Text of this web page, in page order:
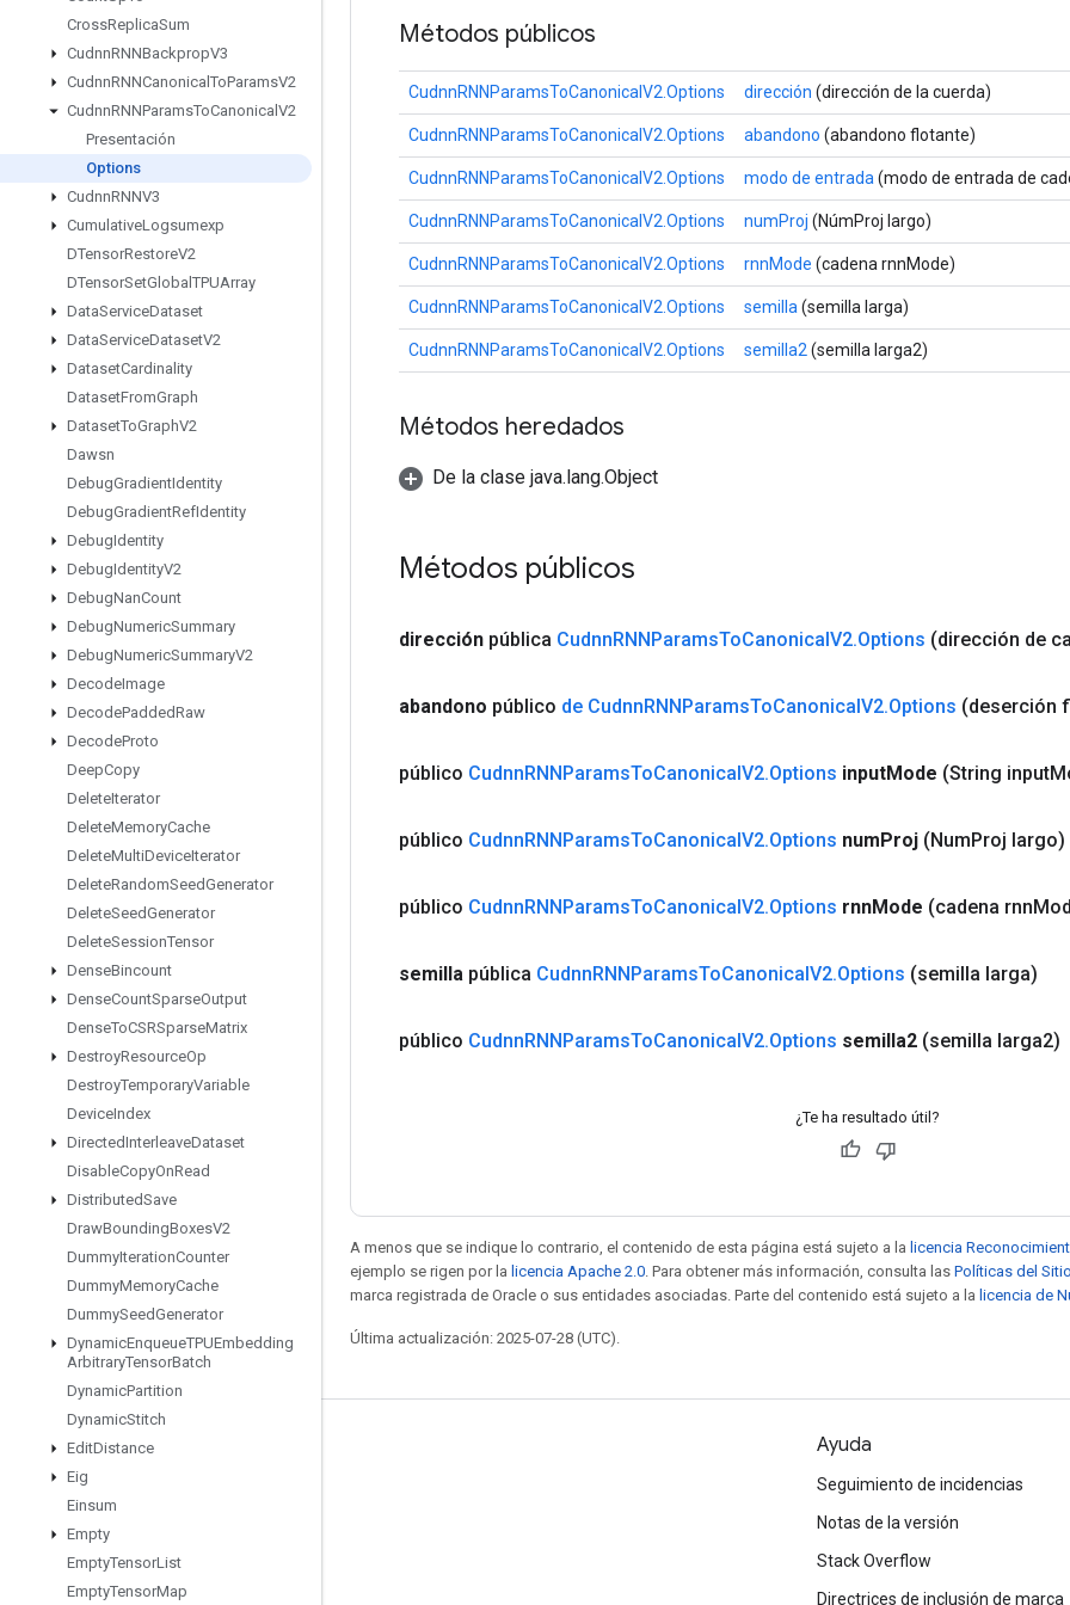
CrossReplicaSum
CudnnRNNBackpropV3
CudnnRNNCanonical ToParamsV2
CudnnRNNParamsToCanonical V2
Presentación
Options
CudnnRNNV3
CumulativeLogsumexp
DTensorRestoreV2
DTensorSetGlobal TPUArray
DataServiceDataset
DataServiceDatasetV2
DatasetCardinality
DatasetFromGraph
DatasetToGraphV2
Dawsn
DebugGradientIdentity
DebugGradientRefIdentity
DebugIdentity
DebugIdentityV2
DebugNanCount
DebugNumericSummary
DebugNumericSummaryV2
DecodeImage
DecodePaddedRaw
DecodeProto
DeepCopy
DeleteIterator
DeleteMemoryCache
DeleteMultiDeviceIterator
DeleteRandomSeedGenerator
DeleteSeedGenerator
DeleteSessionTensor
DenseBincount
DenseCountSparseOutput
DenseToCSRSparseMatrix
DestroyResourceOp
DestroyTemporaryVariable
DeviceIndex
DirectedInterleaveDataset
DisableCopyOnRead
DistributedSave
DrawBoundingBoxesV2
DummyIterationCounter
DummyMemoryCache
DummySeedGenerator
DynamicEnqueueTPUEmbedding
ArbitraryTensorBatch
DynamicPartition
DynamicStitch
EditDistance
Eig
Einsum
Empty
EmptyTensorList
EmptyTensorMap
Métodos públicos
CudnnRNNParamsToCanonicalV2.Options dirección (dirección de la cuerda)
CudnnRNNParamsToCanonicalV2.Options abandono (abandono flotante)
CudnnRNNParamsToCanonicalV2.Options modo de entrada (modo de entrada de
CudnnRNNParamsToCanonicalV2.Options numProj (NúmProj largo)
CudnnRNNParamsToCanonicalV2.Options rnnMode (cadena rnnMode)
CudnnRNNParamsToCanonicalV2.Options semilla (semilla larga)
CudnnRNNParamsToCanonicalV2.Options semilla2 (semilla larga2)
Métodos heredados
De la clase java.lang.Object
Métodos públicos
dirección pública CudnnRNNParamsToCanonicalV2.Options (dirección de
abandono público de CudnnRNNParamsToCanonicalV2.Options (deserción
público CudnnRNNParamsToCanonicalV2.Options inputMode (String input
público CudnnRNNParamsToCanonicalV2.Options numProj (NumProj largo)
público CudnnRNNParamsToCanonicalV2.Options rnnMode (cadena rnn
semilla pública CudnnRNNParamsToCanonicalV2.Options (semilla larga)
público CudnnRNNParamsToCanonicalV2.Options semilla2 (semilla larga2)
¿Te ha resultado útil?
A menos que se indique lo contrario, el contenido de esta página está sujeto a la licencia
ejemplo se rigen por la licencia Apache 2.0 . Para obtener más información, consulta las Políticas del
marca registrada de Oracle o sus entidades asociadas. Parte del contenido está sujeto a la licencia de
Última actualización: 2025-07-28 (UTC).
Seguir conectado
Blog
GitHub
Twitter
Ayuda
Seguimiento de incidencias
Notas de la versión
Stack Overflow
Directrices de inclusión de marca